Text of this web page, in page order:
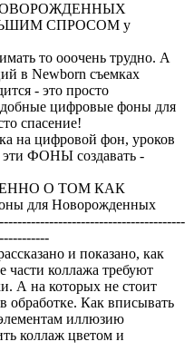
СПРОСОМ у
то ооочень трудно. А
в Newborn съемках
- это просто
цифровые фоны для
спасение!
на цифровой фон, уроков
ФОНЫ создавать -
О ТОМ КАК
для Новорожденных
и показано, как
коллажа требуют
А на которых не стоит
обработке. Как вписывать
иллюзию
коллаж цветом и